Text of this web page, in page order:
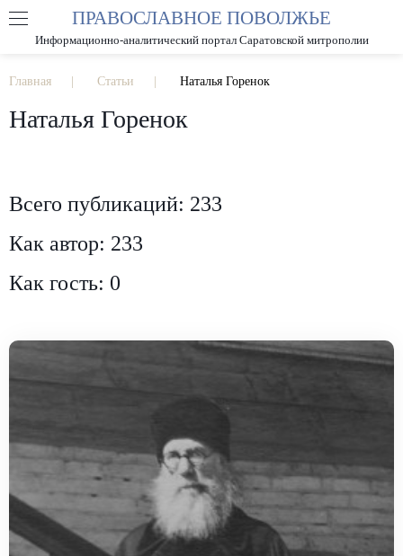
РАЗМЕР ШРИФТА А А
ПРАВОСЛАВНОЕ ПОВОЛЖЬЕ
Информационно-аналитический портал Саратовской митрополии
Главная Статьи Наталья Горенок
Наталья Горенок
Всего публикаций: 233
Как автор: 233
Как гость: 0